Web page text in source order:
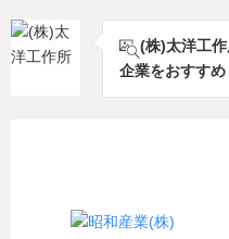
(株)太洋工
企業をおすすめ